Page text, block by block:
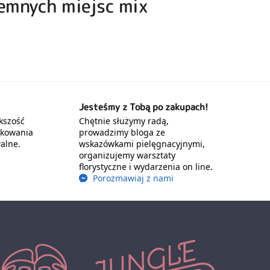
miejsc mix
Jesteśmy z Tobą po zakupach!
Chętnie służymy radą,
prowadzimy bloga ze
wskazówkami pielęgnacyjnymi,
organizujemy warsztaty
florystyczne i wydarzenia on line.
Porozmawiaj z nami